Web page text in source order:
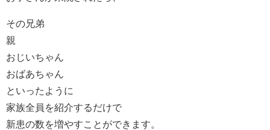
その兄弟
親
おじいちゃん
おばあちゃん
といったように
家族全員を紹介するだけで
新患の数を増やすことができます。